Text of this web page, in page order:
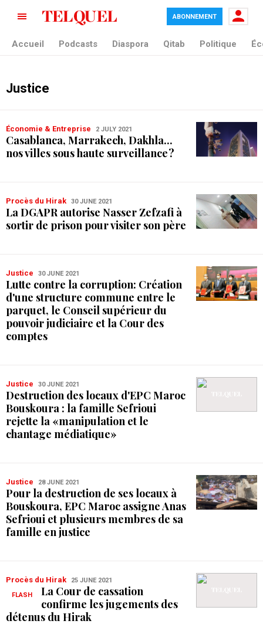
ABONNEMENT
Accueil Podcasts Diaspora Qitab Politique
Justice
Économie & Entreprise 2 JULY 2021
Casablanca, Marrakech, Dakhla...
nos villes sous haute surveillance ?
Procès du Hirak 30 JUNE 2021
La DGAPR autorise Nasser Zefzafi à
sortir de prison pour visiter son père
Justice 30 JUNE 2021
Lutte contre la corruption: Création
d'une structure commune entre le
parquet, le Conseil supérieur du
pouvoir judiciaire et la Cour des
comptes
Justice 30 JUNE 2021
Destruction des locaux d'EPC Maroc
Bouskoura : la famille Sefrioui
rejette la «manipulation et le
chantage médiatique»
Justice 28 JUNE 2021
Pour la destruction de ses locaux à
Bouskoura, EPC Maroc assigne Anas
Sefrioui et plusieurs membres de sa
famille en justice
Procès du Hirak
25 JUNE 2021
FLASH
La Cour de cassation
confirme les jugements des
détenus du Hirak